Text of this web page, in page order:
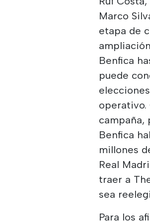
Marco
etapa de
Benfica
puede
operativo.
campaña,
Benfica
millones
Real
traer a
sea
Para los